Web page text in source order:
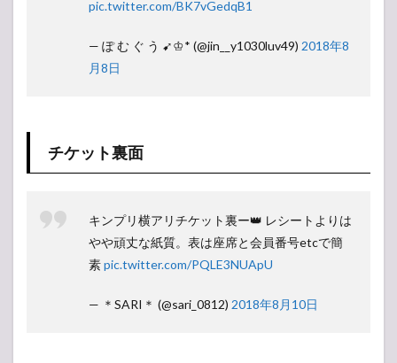
pic.twitter.com/BK7vGedqB1
— ぽ む ぐ う ➹♔* (@jin__y1030luv49) 2018年8
月8日
チケット裏面
キンプリ横アリチケット裏ー👑 レシートよりは
やや頑丈な紙質。表は座席と会員番号etcで簡
素pic.twitter.com/PQLE3NUApU
— ＊SARI＊ (@sari_0812) 2018年8月10日